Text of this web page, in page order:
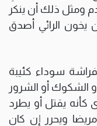
ومثل ذلك أن ينكر
يخون الرائي أصدق
سوداء كئيبة
الشكوك أو الشرور
كأنه يقتل أو يطرد
ويحرر إن كان